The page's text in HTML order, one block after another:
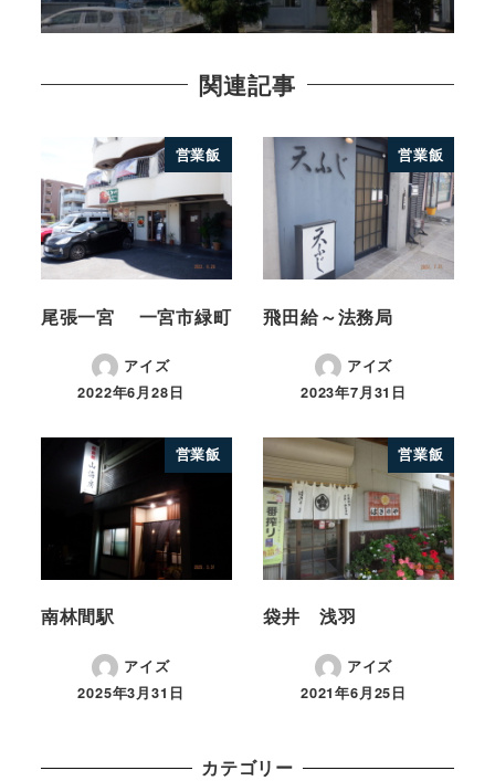
関連記事
営業飯
尾張一宮 一宮市緑町
アイズ
2022年6月28日
営業飯
飛田給～法務局
アイズ
2023年7月31日
営業飯
南林間駅
アイズ
2025年3月31日
営業飯
袋井 浅羽
アイズ
2021年6月25日
カテゴリー